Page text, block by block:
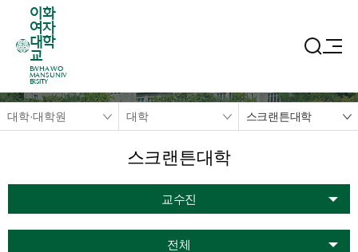
이화
여자
대학
교
EWHA WO
MANS UNIV
ERSITY
대학·대학원 대학 스크랜튼대학
스크랜튼대학
교수진
전체